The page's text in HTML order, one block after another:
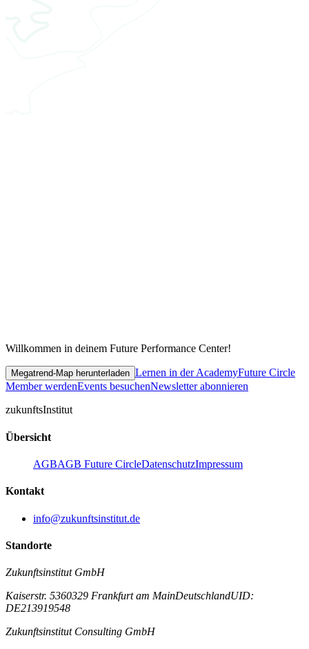
Willkommen in deinem Future Performance Center!
Megatrend-Map herunterladen Lernen in der AcademyFuture Circle
Member werdenEvents besuchenNewsletter abonnieren
zukunftsInstitut
Übersicht
AGBAGB Future CircleDatenschutzImpressum
Kontakt
info@zukunftsinstitut.de
Standorte
Zukunftsinstitut GmbH
Kaiserstr. 5360329 Frankfurt am MainDeutschlandUID:
DE213919548
Zukunftsinstitut Consulting GmbH